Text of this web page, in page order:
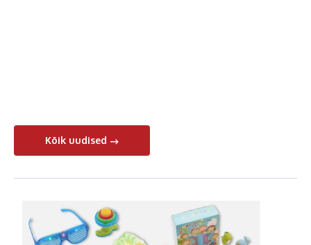
Kõik uudised